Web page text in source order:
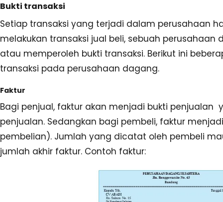
Bukti transaksi
Setiap transaksi yang terjadi dalam perusahaan
melakukan transaksi jual beli, sebuah
atau memperoleh bukti transaksi. Berikut ini
transaksi pada perusahaan dagang.
Faktur
Bagi penjual, faktur akan menjadi bukti penjualan
penjualan. Sedangkan bagi pembeli, faktur
pembelian). Jumlah yang dicatat oleh pembeli
jumlah akhir faktur. Contoh faktur: